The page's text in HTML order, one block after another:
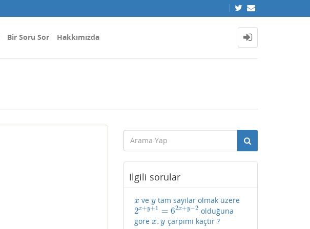
Bir Soru Sor Hakkımızda
İlgili sorular
x
x vey
ytam sayılar olmak üzere
2x+y+1 = 62x+y−2
2x+y+1= 62 x+y−2
olduğuna
göre x. y
x.y çarpımı kaçtır ?